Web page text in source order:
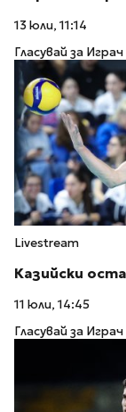
13 юли, 11:14
Гласувай за
Livestream
Казийски
11 юли, 14:45
Гласувай за